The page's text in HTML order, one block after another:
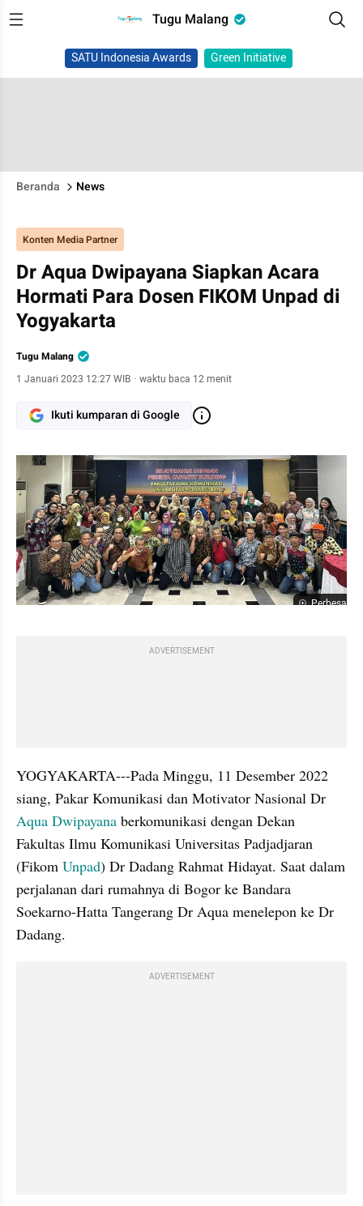
Tugu Malang
SATU Indonesia Awards Green Initiative
Beranda News
Konten Media Partner
Dr Aqua Dwipayana Siapkan Acara
Hormati Para Dosen FIKOM Unpad di
Yogyakarta
Tugu Malang
1 Januari 2023 12:27 WIB · waktu baca 12 menit
Ikuti kumparan di Google
Perbesar
ADVERTISEMENT
YOGYAKARTA---Pada Minggu, 11 Desember 2022
Aqua Dwipayana berkomunikasi dengan Dekan
Fakultas Ilmu Komunikasi Universitas Padjadjaran
(Fikom Unpad) Dr Dadang Rahmat Hidayat. Saat dalam
perjalanan dari rumahnya di Bogor ke Bandara
Soekarno-Hatta Tangerang Dr Aqua menelepon ke Dr
Dadang.
ADVERTISEMENT